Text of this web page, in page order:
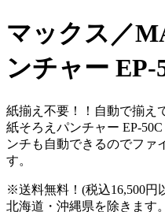
マックス／
ンチャー EP-
紙揃え不要！！自動で揃え
紙そろえパンチャー EP-
ンチも自動できるのでファ
す。
※送料無料！ (税込16,500円
北海道・沖縄県を除きます